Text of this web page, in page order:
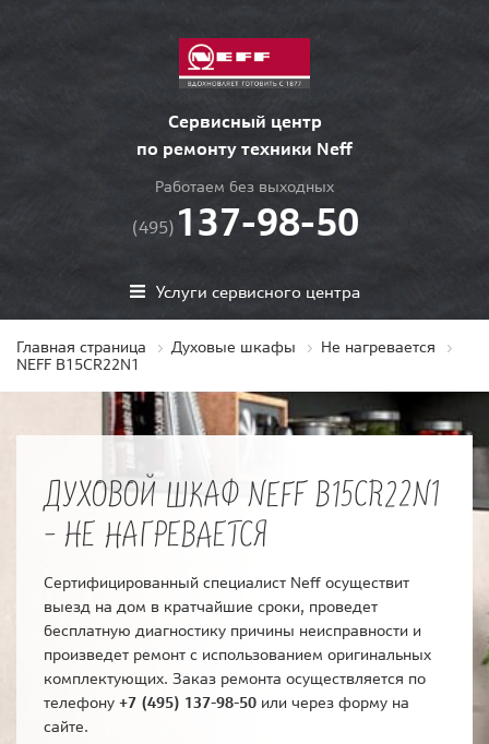
Сервисный центр
по ремонту техники Neff
Работаем без выходных
(495) 137-98-50
Услуги сервисного центра
Главная страница Духовые шкафы
Не нагревается
NEFF B15CR22N1
ДУХОВОЙ ШКАФ NEFF B15CR22N1
- НЕ НАГРЕВАЕТСЯ
Сертифицированный специалист Neff осуществит
выезд на дом в кратчайшие сроки, проведет
бесплатную диагностику причины неисправности и
произведет ремонт с использованием оригинальных
комплектующих. Заказ ремонта осуществляется по
телефону +7 (495) 137-98-50 или через форму на
сайте.